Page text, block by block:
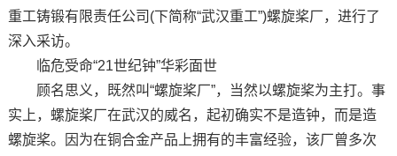
重工铸锻有限责任公司(下简称“武汉重工”)螺旋桨厂，进行了
深入采访。
临危受命“21世纪钟”华彩面世
顾名思义，既然叫“螺旋桨厂”，当然以螺旋桨为主打。事
实上，螺旋桨厂在武汉的威名，起初确实不是造钟，而是造
螺旋桨。因为在铜合金产品上拥有的丰富经验，该厂曾多次